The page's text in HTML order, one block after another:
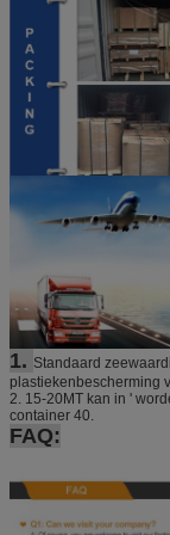
1. Standaard
plastiekenbescherming
2. 15-20MT kan in '
container 40.
FAQ: